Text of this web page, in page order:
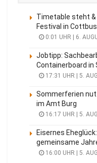
Timetable steht &
Festival in
0:01 UHR | 6.
Jobtipp:
Containerboard in
17:31 UHR | 5.
Sommerferien
im Amt Burg
16:17 UHR | 5.
Eisernes
gemeinsame
16:00 UHR | 5.